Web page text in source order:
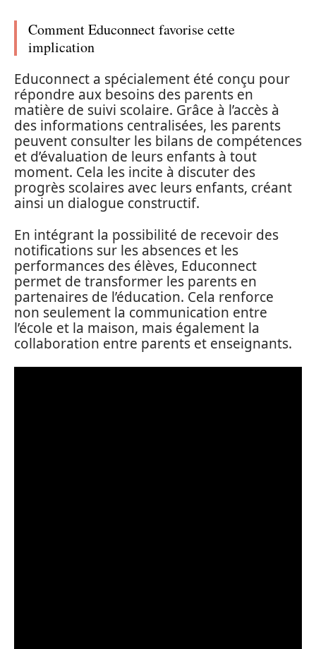
Comment Educonnect favorise cette
implication
Educonnect a spécialement été conçu pour
répondre aux besoins des parents en
matière de suivi scolaire. Grâce à l’accès à
des informations centralisées, les parents
peuvent consulter les bilans de compétences
et d’évaluation de leurs enfants à tout
moment. Cela les incite à discuter des
progrès scolaires avec leurs enfants, créant
ainsi un dialogue constructif.
En intégrant la possibilité de recevoir des
notifications sur les absences et les
performances des élèves, Educonnect
permet de transformer les parents en
partenaires de l’éducation. Cela renforce
non seulement la communication entre
l’école et la maison, mais également la
collaboration entre parents et enseignants.